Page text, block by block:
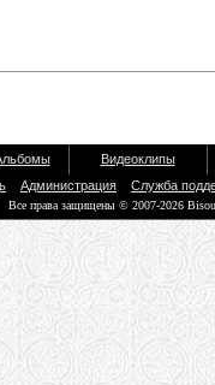
Видеоклипы
Администрация Служба
Все права защищены © 2007-2026